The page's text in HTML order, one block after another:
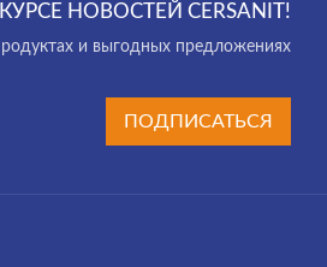
НОВОСТЕЙ CERSANIT!
и выгодных предложениях
ПОДПИСАТЬСЯ